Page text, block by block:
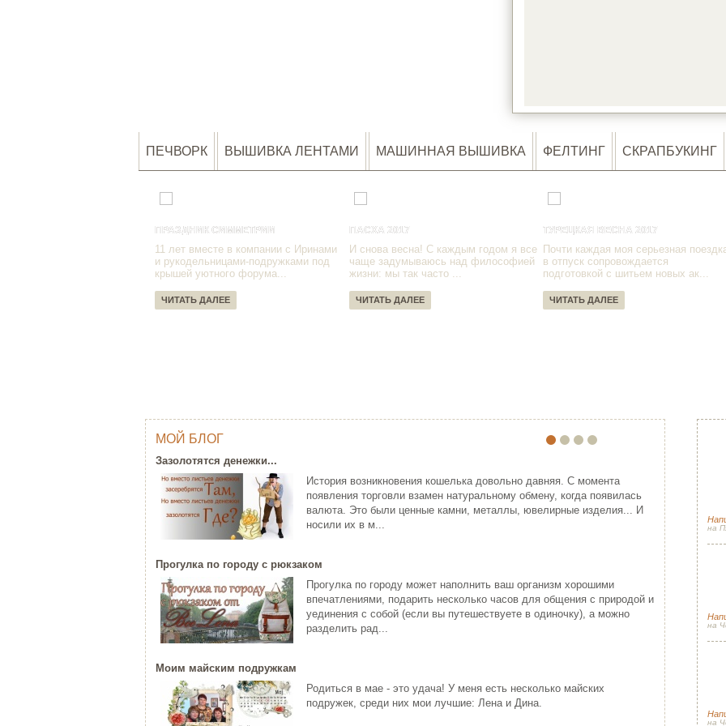
ПЕЧВОРК ВЫШИВКА ЛЕНТАМИ МАШИННАЯ ВЫШИВКА ФЕЛТИНГ СКРАПБУКИНГ
ПРАЗДНИК СИММЕТРИИ
11 лет вместе в компании с Иринами
и рукодельницами-подружками под
крышей уютного форума...
ЧИТАТЬ ДАЛЕЕ
ПАСХА 2017
И снова весна! С каждым годом я все
чаще задумываюсь над философией
жизни: мы так часто ...
ЧИТАТЬ ДАЛЕЕ
ТУРЕЦКАЯ ВЕСНА 2017
Почти каждая моя серьезная
в отпуск сопровождается
подготовкой с шитьем новых ак...
ЧИТАТЬ ДАЛЕЕ
Тай Уилсон (Ty Wilson, 1959 г.р.)
современный американский
художник-график...
ЧИТАТЬ ДАЛЕЕ
привлекательных, и в то же время
загадочных стран мира...
ЧИТАТЬ ДАЛЕЕ
ПРИМЕНЕНИЕ ВЫШИВКИ ЛЕНТАМ…
Красивая лента придает хорошо
упакованному подарку изысканность,
подчеркивая ...
C НОВЫМ ГОДОМ ПЕТУХА - 20…
Думаете, что праздники новогодние
закончились? Ан нет! 28 января
наступает Но...
ХОРОШО БЫТЬ ДЕВУШКОЙ В РО…
Хорошо быть девушкой в розовом
Вот я снова стала причастной к
одному небольшому событию (а так
МОЙ БЛОГ
Зазолотятся денежки...
История возникновения кошелька довольно давняя. С момента
появления торговли взамен натуральному обмену, когда появилась
валюта. Это были ценные камни, металлы, ювелирные изделия... И
носили их в м...
Прогулка по городу с рюкзаком
Прогулка по городу может наполнить ваш организм хорошими
впечатлениями, подарить несколько часов для общения с природой и
уединения с собой (если вы путешествуете в одиночку), а можно
разделить рад...
Моим майским подружкам
Родиться в мае - это удача! У меня есть несколько майских
подружек, среди них мои лучшие: Лена и Дина.
Прячем секрет
Новогодняя
Весенний
на
на
на